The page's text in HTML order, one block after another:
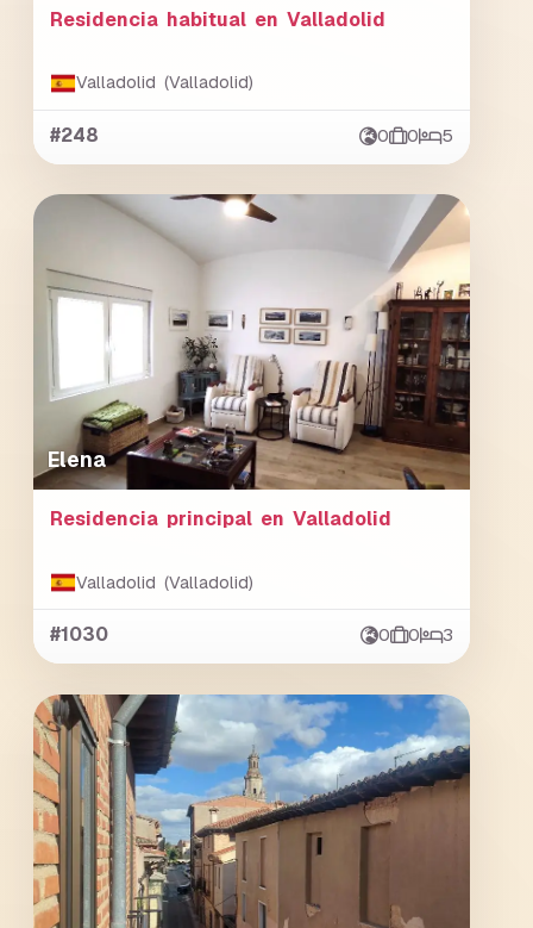
Residencia habitual en Valladolid
Valladolid (Valladolid)
#248 0 0 5
Elena
Residencia principal en Valladolid
Valladolid (Valladolid)
#1030 0 0 3